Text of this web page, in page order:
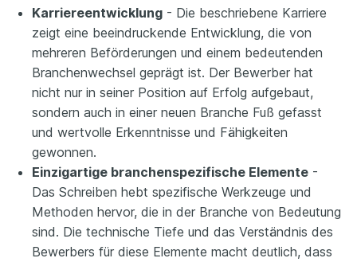
Karriereentwicklung - Die beschriebene Karriere
zeigt eine beeindruckende Entwicklung, die von
mehreren Beförderungen und einem bedeutenden
Branchenwechsel geprägt ist. Der Bewerber hat
nicht nur in seiner Position auf Erfolg aufgebaut,
sondern auch in einer neuen Branche Fuß gefasst
und wertvolle Erkenntnisse und Fähigkeiten
gewonnen.
Einzigartige branchenspezifische Elemente -
Das Schreiben hebt spezifische Werkzeuge und
Methoden hervor, die in der Branche von Bedeutung
sind. Die technische Tiefe und das Verständnis des
Bewerbers für diese Elemente macht deutlich, dass